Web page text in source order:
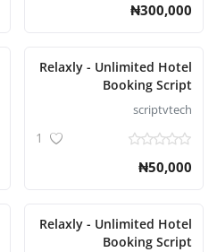
₦300,000
Relaxly - Unlimited Hotel
Booking Script
scriptvtech
₦50,000
Relaxly - Unlimited Hotel
Booking Script